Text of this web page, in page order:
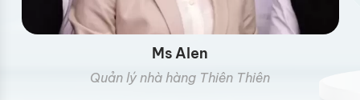
Dương Hoàng Thanh
Quản lý nhà hàng Thiên Thiên